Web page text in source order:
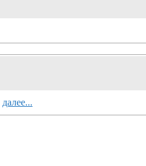
далее...